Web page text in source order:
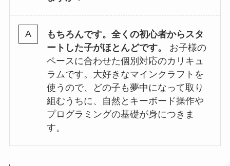
もちろんです。全くの初心者からスタ
ートした子がほとんどです。
お子様の
ペースに合わせた個別対応のカリキュ
ラムです。大好きなマインクラフトを
使うので、どの子も夢中になって取り
組むうちに、自然とキーボード操作や
プログラミングの基礎が身につきま
す。